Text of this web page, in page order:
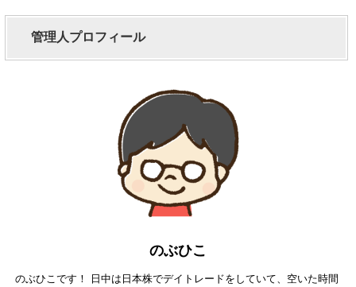
管理人プロフィール
のぶひこ
のぶひこです！ 日中は日本株でデイトレードをしていて、空いた時間